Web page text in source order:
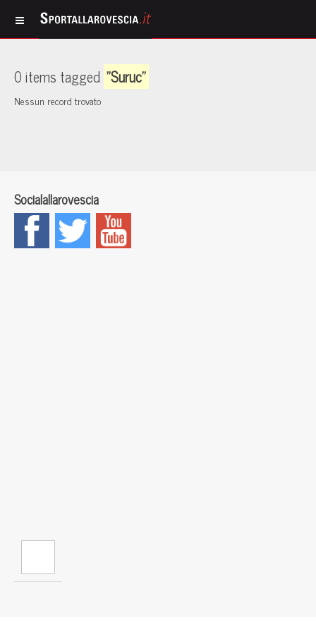
0 items tagged "Suruc"
Nessun record trovato
Socialallarovescia